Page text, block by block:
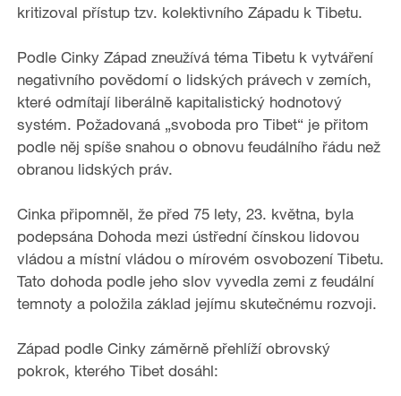
y
V
i
d
e
o
kritizoval přístup tzv. kolektivního Západu k Tibetu.
Podle Cinky Západ zneužívá téma Tibetu k vytváření
negativního povědomí o lidských právech v zemích,
které odmítají liberálně kapitalistický hodnotový
systém. Požadovaná „svoboda pro Tibet“ je přitom
podle něj spíše snahou o obnovu feudálního řádu než
obranou lidských práv.
Cinka připomněl, že před 75 lety, 23. května, byla
podepsána Dohoda mezi ústřední čínskou lidovou
vládou a místní vládou o mírovém osvobození Tibetu.
Tato dohoda podle jeho slov vyvedla zemi z feudální
temnoty a položila základ jejímu skutečnému rozvoji.
Západ podle Cinky záměrně přehlíží obrovský
pokrok, kterého Tibet dosáhl: